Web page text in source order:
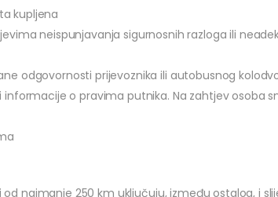
kupljena
neispunjavanja sigurnosnih razloga ili
odgovornosti prijevoznika ili autobusnog
o pravima putnika. Na zahtjev osoba
najmanje 250 km uključuju, između ostalog, i